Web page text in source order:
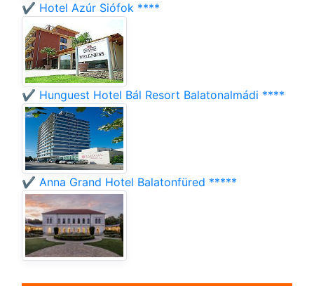
✔️ Hotel Azúr Siófok ****
✔️ Hunguest Hotel Bál Resort Balatonalmádi ****
✔️ Anna Grand Hotel Balatonfüred *****